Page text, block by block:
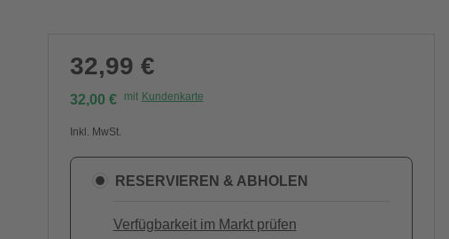
32,99 €
32,00 € mit Kundenkarte
Inkl. MwSt.
RESERVIEREN & ABHOLEN
Verfügbarkeit im Markt prüfen